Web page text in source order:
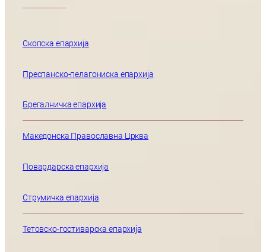
Скопска епархија
Преспанско-пелагониска епархија
Брегалничка епархија
Македонска Православна Црква
Повардарска епархија
Струмичка епархија
Тетовско-гостиварска епархија